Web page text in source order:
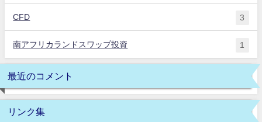
CFD 3
南アフリカランドスワップ投資 1
最近のコメント
リンク集